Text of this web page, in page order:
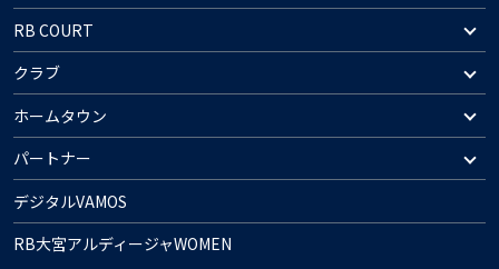
RB COURT
クラブ
ホームタウン
パートナー
デジタルVAMOS
RB大宮アルディージャWOMEN